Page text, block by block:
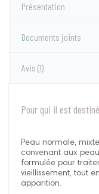
Présentation
Documents joints
Avis (1)
Pour qui il est
Peau normale,
convenant aux
formulée pour
vieillissement, tout
apparition.